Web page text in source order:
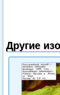
Другие